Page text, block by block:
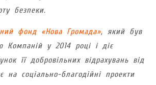
безпеки.
фонд «Нова Громада», який був
Компаній у 2014 році і діє
її добровільних відрахувань від
на соціально-благодійні проекти